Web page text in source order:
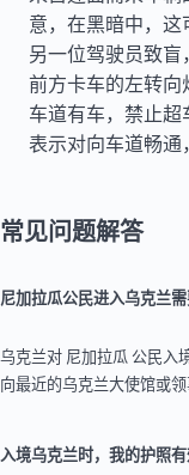
意，在黑暗中，
另一位驾驶员致盲
前方卡车的左转
车道有车，禁止超
表示对向车道畅通
常见问题解答
尼加拉瓜公民进入乌克兰需
乌克兰对 尼加拉瓜 公民入
向最近的乌克兰大使馆或领
入境乌克兰时，我的护照有